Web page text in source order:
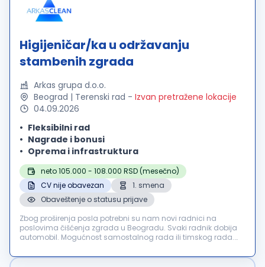
Higijeničar/ka u održavanju
stambenih zgrada
Arkas grupa d.o.o.
Beograd | Terenski rad - Izvan pretražene lokacije
04.09.2026
Fleksibilni rad
Nagrade i bonusi
Oprema i infrastruktura
neto 105.000 - 108.000 RSD (mesečno)
CV nije obavezan
1. smena
Obaveštenje o statusu prijave
Zbog proširenja posla potrebni su nam novi radnici na
poslovima čišćenja zgrada u Beogradu. Svaki radnik dobija
automobil. Mogućnost samostalnog rada ili timskog rada.
kontakta sa klijentima. Rad...